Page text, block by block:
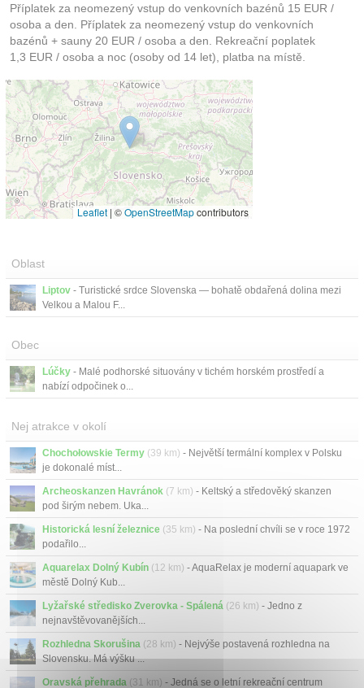
Příplatek za neomezený vstup do venkovních bazénů 15 EUR /
osoba a den. Příplatek za neomezený vstup do venkovních
bazénů + sauny 20 EUR / osoba a den. Rekreační poplatek
1,3 EUR / osoba a noc (osoby od 14 let), platba na místě.
Leaflet | ©OpenStreetMapcontributors
Oblast
Liptov - Turistické srdce Slovenska — bohatě obdařená dolina mezi
Velkou a Malou F...
Obec
Lúčky - Malé podhorské situovány v tichém horském prostředí a
nabízí odpočinek o...
Nej atrakce v okolí
Chochołowskie Termy (39 km) - Největší termální komplex v Polsku
je dokonalé míst...
Archeoskanzen Havránok (7 km) - Keltský a středověký skanzen
pod širým nebem. Uka...
Historická lesní železnice (35 km) - Na poslední chvíli se v roce 1972
podařilo...
Aquarelax Dolný Kubín (12 km) - AquaRelax je moderní aquapark ve
městě Dolný Kub...
Lyžařské středisko Zverovka - Spálená (26 km) - Jedno z
nejnavštěvovanějších...
Rozhledna Skorušina (28 km) - Nejvýše postavená rozhledna na
Slovensku. Má výšku ...
Oravská přehrada (31 km) - Jedná se o letní rekreační centrum